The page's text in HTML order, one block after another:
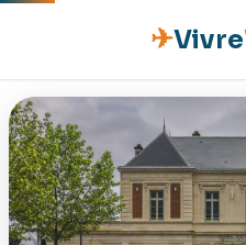
✈Vivre
ACCUEIL
ESCAPADES
NATURE